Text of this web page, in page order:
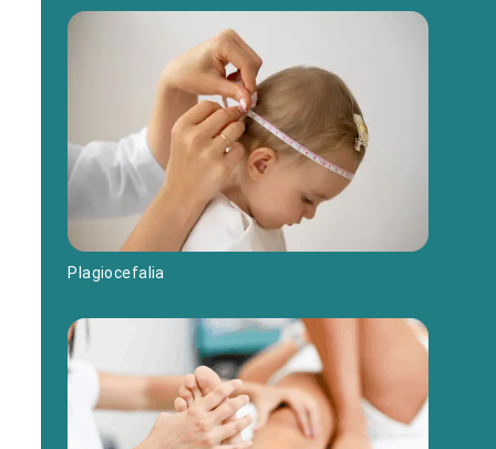
Plagiocefalia